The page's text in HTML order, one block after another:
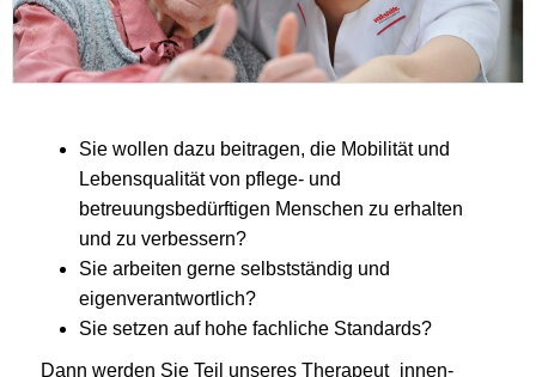
Sie wollen dazu beitragen, die Mobilität und
Lebensqualität von pflege- und
betreuungsbedürftigen Menschen zu erhalten
und zu verbessern?
Sie arbeiten gerne selbstständig und
eigenverantwortlich?
Sie setzen auf hohe fachliche Standards?
Dann werden Sie Teil unseres Therapeut_innen-